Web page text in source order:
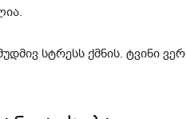
სტრესს ქმნის. ტვინი ვერ